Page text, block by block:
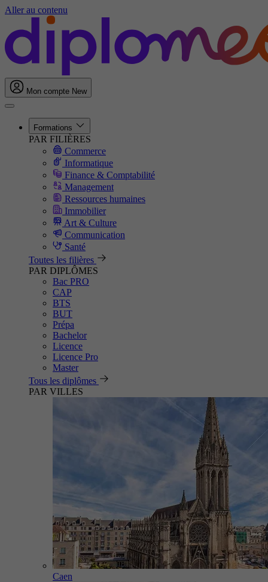
Aller au contenu
Mon compte New
Formations
PAR FILIÈRES
Commerce
Informatique
Finance & Comptabilité
Management
Ressources humaines
Immobilier
Art & Culture
Communication
Santé
Toutes les filières
PAR DIPLÔMES
Bac PRO
CAP
BTS
BUT
Prépa
Bachelor
Licence
Licence Pro
Master
Tous les diplômes
PAR VILLES
Caen